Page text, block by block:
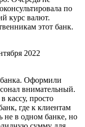
по
курс валют.
этот банк.
2022
банка. Оформили
внимательный.
кассу, просто
где к клиентам
не в одном банке, но